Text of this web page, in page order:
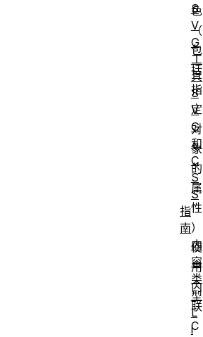
色
（
包
括
指
定
对
象
的
属
性
）
使
用
内
联
C
S
V
G
工
具
S
V
G
和
C
S
S
指
南
内
容
类
型
L
i